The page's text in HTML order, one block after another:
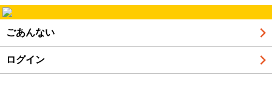
ごあんない
ログイン